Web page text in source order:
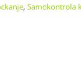
, Samokontrola